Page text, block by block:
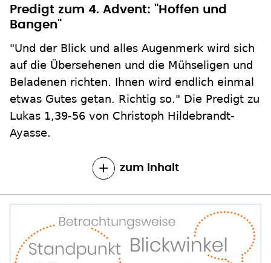
Predigt zum 4. Advent: "Hoffen und
Bangen"
"Und der Blick und alles Augenmerk wird sich
auf die Übersehenen und die Mühseligen und
Beladenen richten. Ihnen wird endlich einmal
etwas Gutes getan. Richtig so." Die Predigt zu
Lukas 1,39-56 von Christoph Hildebrandt-
Ayasse.
zum Inhalt